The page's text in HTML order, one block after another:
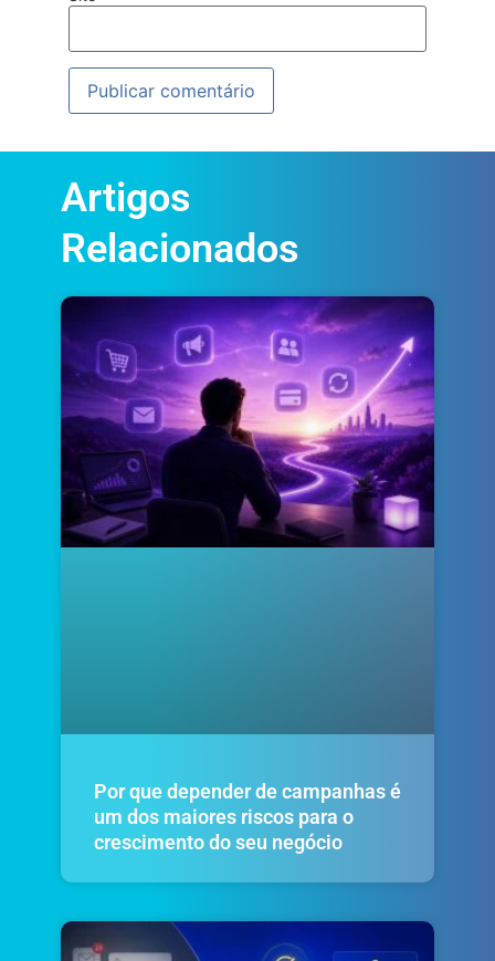
Artigos
Relacionados
Por que depender de campanhas é
um dos maiores riscos para o
crescimento do seu negócio